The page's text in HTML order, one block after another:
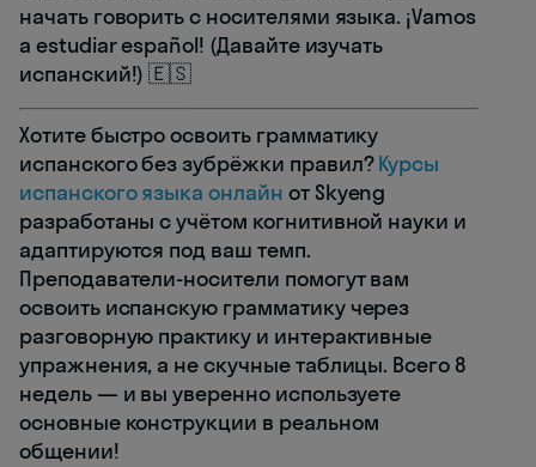
начать говорить с носителями языка. ¡Vamos
a estudiar español! (Давайте изучать
испанский!) 🇪🇸
Хотите быстро освоить грамматику
испанского без зубрёжки правил?Курсы
испанского языка онлайн от Skyeng
разработаны с учётом когнитивной науки и
адаптируются под ваш темп.
Преподаватели-носители помогут вам
освоить испанскую грамматику через
разговорную практику и интерактивные
упражнения, а не скучные таблицы. Всего 8
недель — и вы уверенно используете
основные конструкции в реальном
общении!